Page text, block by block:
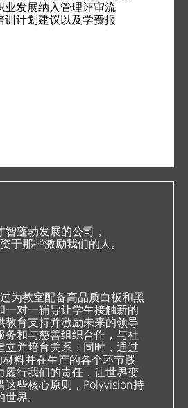
业发展纳入管理评审流
计划建议以及学费报
蓬勃发展的公司，
于那些激励我们的人。
为教室配备高品质白板和黑
一对一辅导让学生接触新的
教育支持并激励未来的领导
务和与慈善组织合作，与社
立并培育关系；同时，通过
料并在生产的各个环节践
履行我们的责任，让世界变
这些核心原则，Polyvision持
界。